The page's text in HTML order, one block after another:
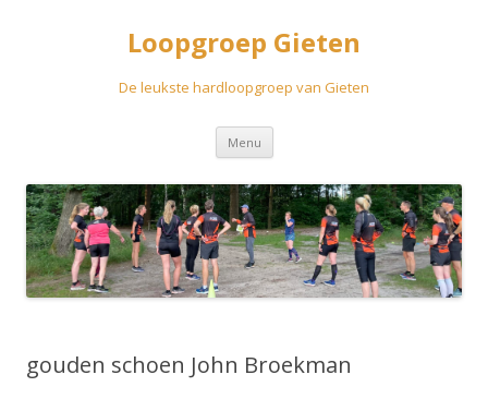
Loopgroep Gieten
De leukste hardloopgroep van Gieten
Menu Spring
inhoud
gouden schoen John Broekman